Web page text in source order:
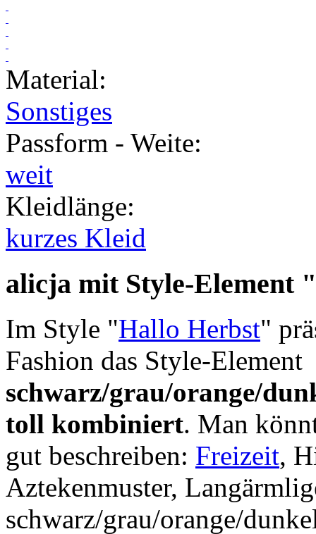
Material:
Sonstiges
Passform - Weite:
weit
Kleidlänge:
kurzes Kleid
alicja mit Style-Element
Im Style "Hallo Herbst"
Fashion das Style-Element
schwarz/grau/orange/
toll kombiniert. Man
gut beschreiben: Freizeit,
Aztekenmuster,
schwarz/grau/orange/